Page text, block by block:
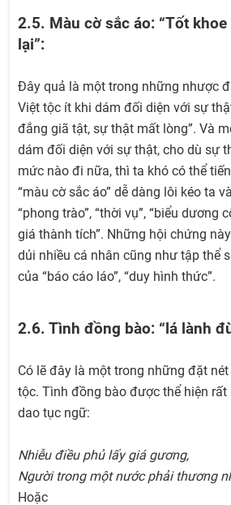
2.5. Màu cờ sắc áo: “Tốt
lại”:
Đây quả là một trong những nhược
Việt tộc ít khi dám đối diện với sự
đắng giã tật, sự thật mất lòng”. Và
dám đối diện với sự thật, cho dù sự
mức nào đi nữa, thì ta khó có thể
“màu cờ sắc áo” dễ dàng lôi kéo ta
“phong trào”, “thời vụ”, “biểu dương
giá thành tích”. Những hội chứng
dủi nhiều cá nhân cũng như tập thể
của “báo cáo láo”, “duy hình thức”.
2.6. Tình đồng bào: “lá lành
Có lẽ đây là một trong những đặt
tộc. Tình đồng bào được thể hiện rất
dao tục ngữ:
Nhiễu điều phủ lấy giá gương,
Người trong một nước phải thương
Hoặc